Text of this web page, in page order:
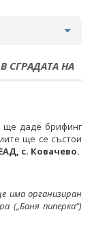
СГРАДАТА НА
ще даде брифинг
ще се състои
с. Ковачево.
има организиран
(„Баня пиперка“)